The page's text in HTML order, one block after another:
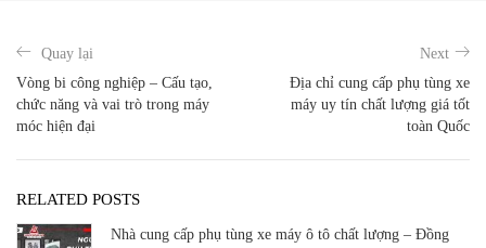
Quay lại
Vòng bi công nghiệp – Cấu tạo,
chức năng và vai trò trong máy
móc hiện đại
Next
Địa chỉ cung cấp phụ tùng xe
máy uy tín chất lượng giá tốt
toàn Quốc
RELATED POSTS
Nhà cung cấp phụ tùng xe máy ô tô chất lượng – Đồng